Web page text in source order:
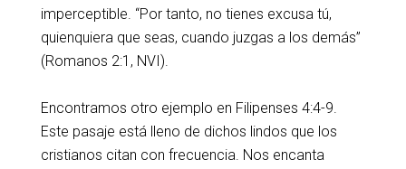
imperceptible. “Por tanto, no tienes excusa tú,
quienquiera que seas, cuando juzgas a los demás”
(Romanos 2:1, NVI).
Encontramos otro ejemplo en Filipenses 4:4-9.
Este pasaje está lleno de dichos lindos que los
cristianos citan con frecuencia. Nos encanta